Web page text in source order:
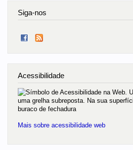
Siga-nos
Acessibilidade
Mais sobre acessibilidade web